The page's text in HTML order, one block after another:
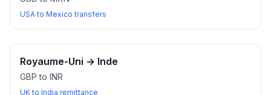
USA to Mexico transfers
Royaume-Uni → Inde
GBP to INR
UK to India remittance